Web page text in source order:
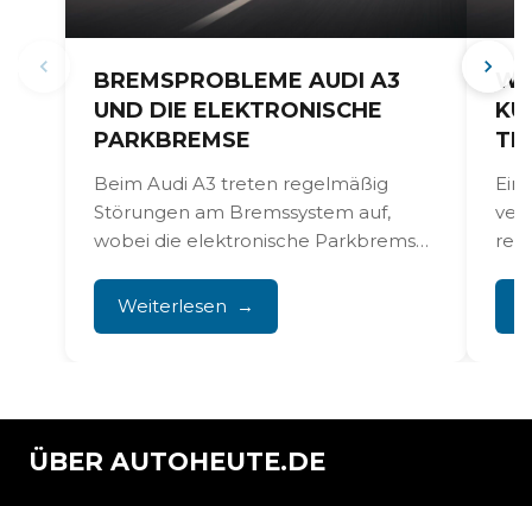
BREMSPROBLEME AUDI A3
UND DIE ELEKTRONISCHE
PARKBREMSE
Beim Audi A3 treten regelmäßig
Störungen am Bremssystem auf,
wobei die elektronische Parkbremse
Bremsscheibenverschleiß häufig
gemeldete Probleme sind....
Weiterlesen
ÜBER AUTOHEUTE.DE